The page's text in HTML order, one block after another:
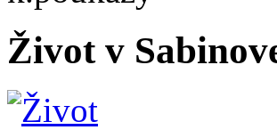
Život v